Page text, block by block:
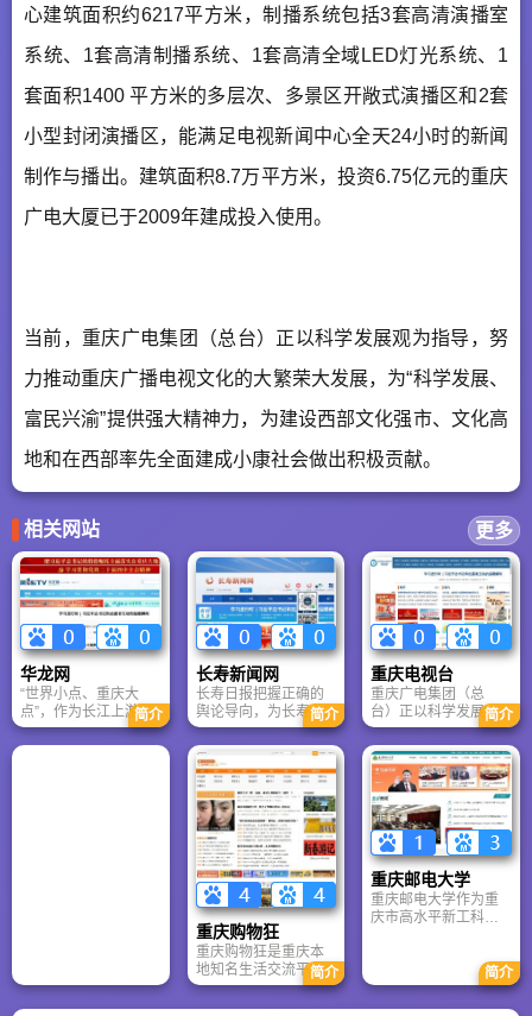
心建筑面积约6217平方米，制播系统包括3套高清演播室
系统、1套高清制播系统、1套高清全域LED灯光系统、1
套面积1400 平方米的多层次、多景区开敞式演播区和2套
小型封闭演播区，能满足电视新闻中心全天24小时的新闻
制作与播出。建筑面积8.7万平方米，投资6.75亿元的重庆
广电大厦已于2009年建成投入使用。
当前，重庆广电集团（总台）正以科学发展观为指导，努
力推动重庆广播电视文化的大繁荣大发展，为“科学发展、
富民兴渝”提供强大精神力，为建设西部文化强市、文化高
地和在西部率先全面建成小康社会做出积极贡献。
相关网站 更多
华龙网
“世界小点、重庆大
点”，作为长江上游和
中国内陆重要的经济
和文化中心，重庆与
简介
长寿新闻网
长寿日报​​把握正确的
舆论导向，为长寿地
区深化改革、扩大开
放、加快发展、保持
稳定提供智力支持，
营造良好的舆论环
境。
简介
重庆电视台
重庆广电集团（总
台）正以科学发展观
为指导，努力推动重
庆广播电视文化的大
繁荣大发展，为“科学
发展、富民兴渝”提供
强大精神力，为建设
西部文化强市、文化
高地和在西部率先全
面建成小康社会做出
积极贡献。
简介
重庆购物狂
重庆购物狂是重庆本
地知名生活交流平
台，核心用户为18-45
简介
重庆邮电大学
重庆邮电大学作为重
庆市高水平新工科高
技术学院和特色化示
范性软件学院。学校
自主研发覆盖本科全
简介